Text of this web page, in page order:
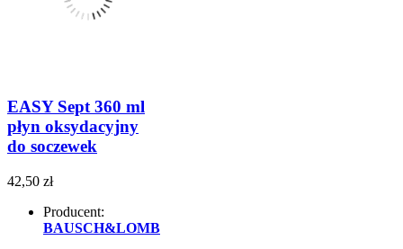
EASY Sept 360 ml
płyn oksydacyjny
do soczewek
42,50 zł
Producent:
BAUSCH&LOMB